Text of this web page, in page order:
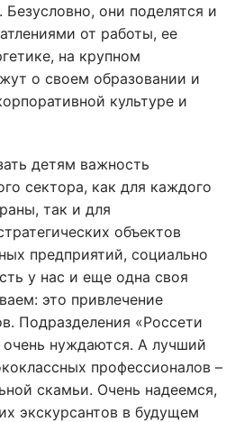
они поделятся и
от работы, ее
на крупном
о своем образовании и
культуре и
детям важность
сектора, как для каждого
так и для
объектов
предприятий, социально
у нас и еще одна своя
это привлечение
Подразделения «Россети
нуждаются. А лучший
профессионалов –
скамьи. Очень надеемся,
экскурсантов в будущем